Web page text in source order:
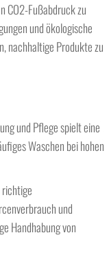
CO2-Fußabdruck zu
und ökologische
nachhaltige Produkte zu
und Pflege spielt eine
Waschen bei hohen
und
Handhabung von